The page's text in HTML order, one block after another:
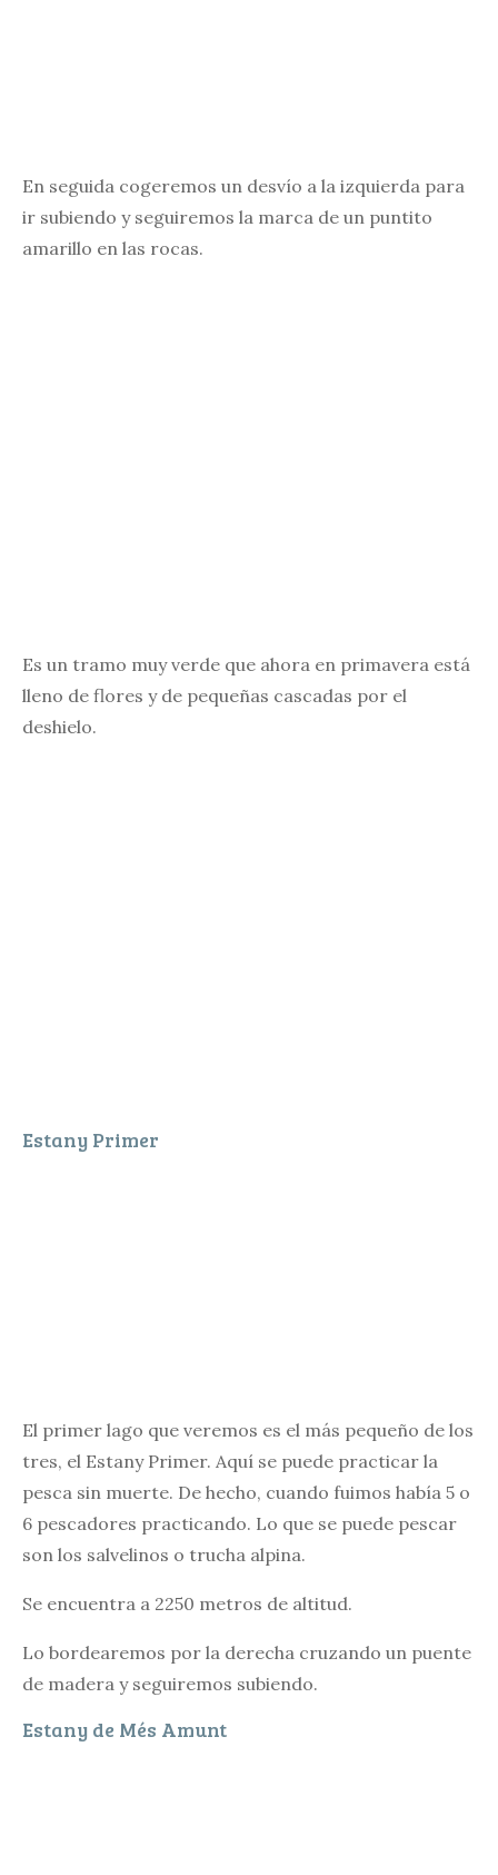
En seguida cogeremos un desvío a la izquierda para
ir subiendo y seguiremos la marca de un puntito
amarillo en las rocas.
Es un tramo muy verde que ahora en primavera está
lleno de flores y de pequeñas cascadas por el
deshielo.
Estany Primer
El primer lago que veremos es el más pequeño de los
tres, el Estany Primer. Aquí se puede practicar la
pesca sin muerte. De hecho, cuando fuimos había 5 o
6 pescadores practicando. Lo que se puede pescar
son los salvelinos o trucha alpina.
Se encuentra a 2250 metros de altitud.
Lo bordearemos por la derecha cruzando un puente
de madera y seguiremos subiendo.
Estany de Més Amunt